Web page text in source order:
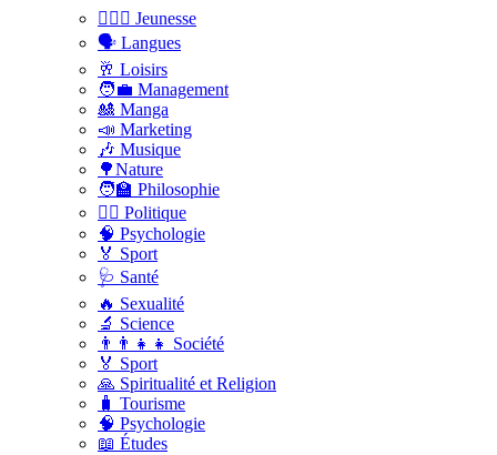
🤸🏽‍♀️ Jeunesse
🗣 Langues
🥂 Loisirs
🧑‍💼 Management
🎎 Manga
📣 Marketing
🎶 Musique
🌳Nature
🧑‍🏫 Philosophie
👨‍⚖️ Politique
🧠 Psychologie
🏅 Sport
🩺 Santé
🔥 Sexualité
🔬 Science
👨‍👨‍👧‍👧 Société
🏅 Sport
🙏 Spiritualité et Religion
🧳 Tourisme
🧠 Psychologie
📖 Études